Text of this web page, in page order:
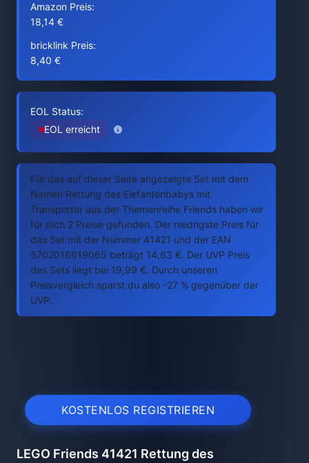
Amazon Preis:
18,14 €
bricklink Preis:
8,40 €
EOL Status:
EOL erreicht
Für das auf dieser Seite angezeigte Set mit dem
Namen Rettung des Elefantenbabys mit
Transporter aus der Themenreihe Friends haben wir
für dich 2 Preise gefunden. Der niedrigste Preis für
das Set mit der Nummer 41421 und der EAN
5702016619065 beträgt 14,63 €. Der UVP Preis
des Sets liegt bei 19,99 €. Durch unseren
Preisvergleich sparst du also -27 % gegenüber der
UVP.
KOSTENLOS REGISTRIEREN
LEGO Friends 41421 Rettung des